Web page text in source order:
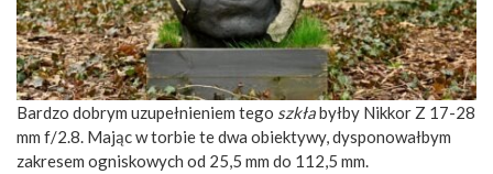
Bardzo dobrym uzupełnieniem tego szkłabyłby Nikkor Z 17-28
mm f/2.8. Mając w torbie te dwa obiektywy, dysponowałbym
zakresem ogniskowych od 25,5 mm do 112,5 mm.